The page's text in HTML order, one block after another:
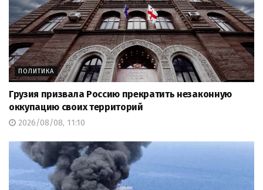
ПОЛИТИКА
Грузия призвала Россию прекратить незаконную
оккупацию своих территорий
2026/08/08, 11:10